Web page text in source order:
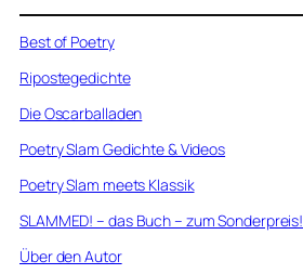
Best of Poetry
Ripostegedichte
Die Oscarballaden
Poetry Slam Gedichte & Videos
Poetry Slam meets Klassik
SLAMMED! – das Buch – zum Sonderpreis!
Über den Autor